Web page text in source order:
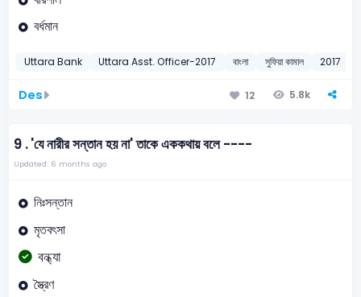
বর্ধমান
Uttara Bank Uttara Asst. Officer-2017 বাংলা সুফিয়া কামাল 2017
Des 12 5.8k
9 .'যে নারীর সন্তান হয় না' তাকে এককথায় বলে ----
Updated: 6 months ago
নিঃসন্তান
মৃতবৎসা
বন্ধ্যা
স্ত্রৈণ